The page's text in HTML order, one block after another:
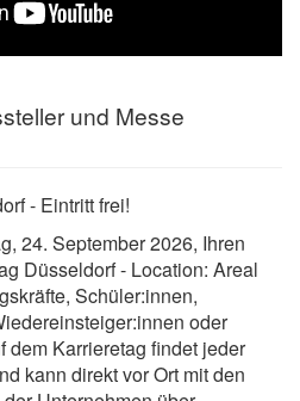
und Messe
- Eintritt frei!
24. September 2026, Ihren
Düsseldorf - Location: Areal
Schüler:innen,
oder
dem Karrieretag findet jeder
kann direkt vor Ort mit den